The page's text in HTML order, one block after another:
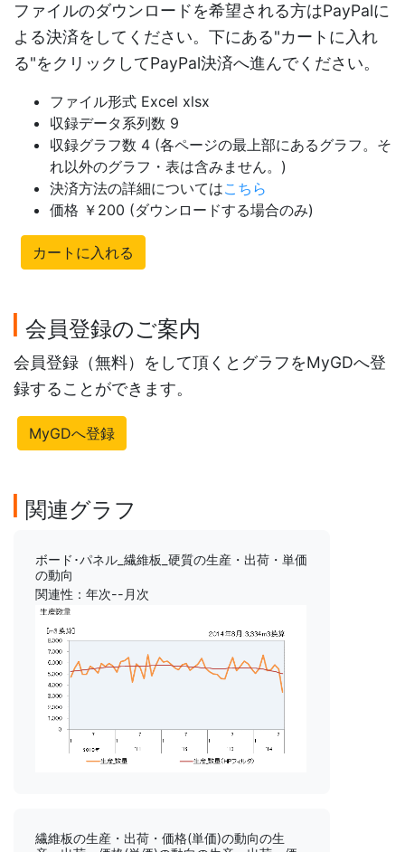
ファイルのダウンロードを希望される方はPayPalに
よる決済をしてください。下にある"カートに入れ
る"をクリックしてPayPal決済へ進んでください。
ファイル形式 Excel xlsx
収録データ系列数 9
収録グラフ数 4 (各ページの最上部にあるグラフ。そ
れ以外のグラフ・表は含みません。)
決済方法の詳細についてはこちら
価格 ￥200 (ダウンロードする場合のみ)
カートに入れる
会員登録のご案内
会員登録（無料）をして頂くとグラフをMyGDへ登
録することができます。
MyGDへ登録
関連グラフ
ボード･パネル_繊維板_硬質の生産・出荷・単価
の動向
関連性：年次--月次
繊維板の生産・出荷・価格(単価)の動向の生